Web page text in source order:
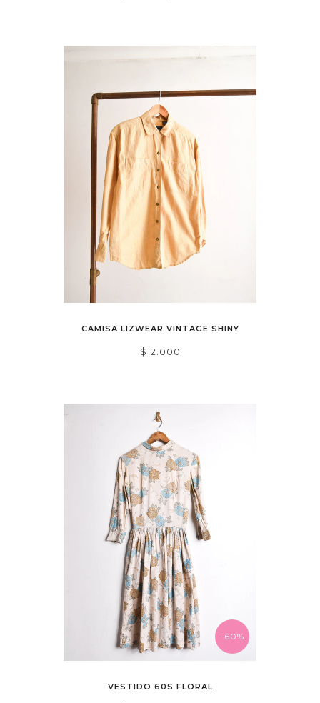
CAMISA LIZWEAR VINTAGE SHINY
$12.000
-60%
VESTIDO 60S FLORAL